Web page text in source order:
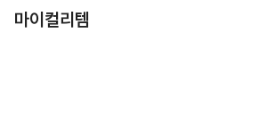
마이컬리템